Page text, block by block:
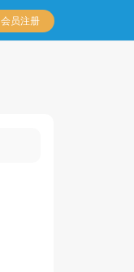
会员注册